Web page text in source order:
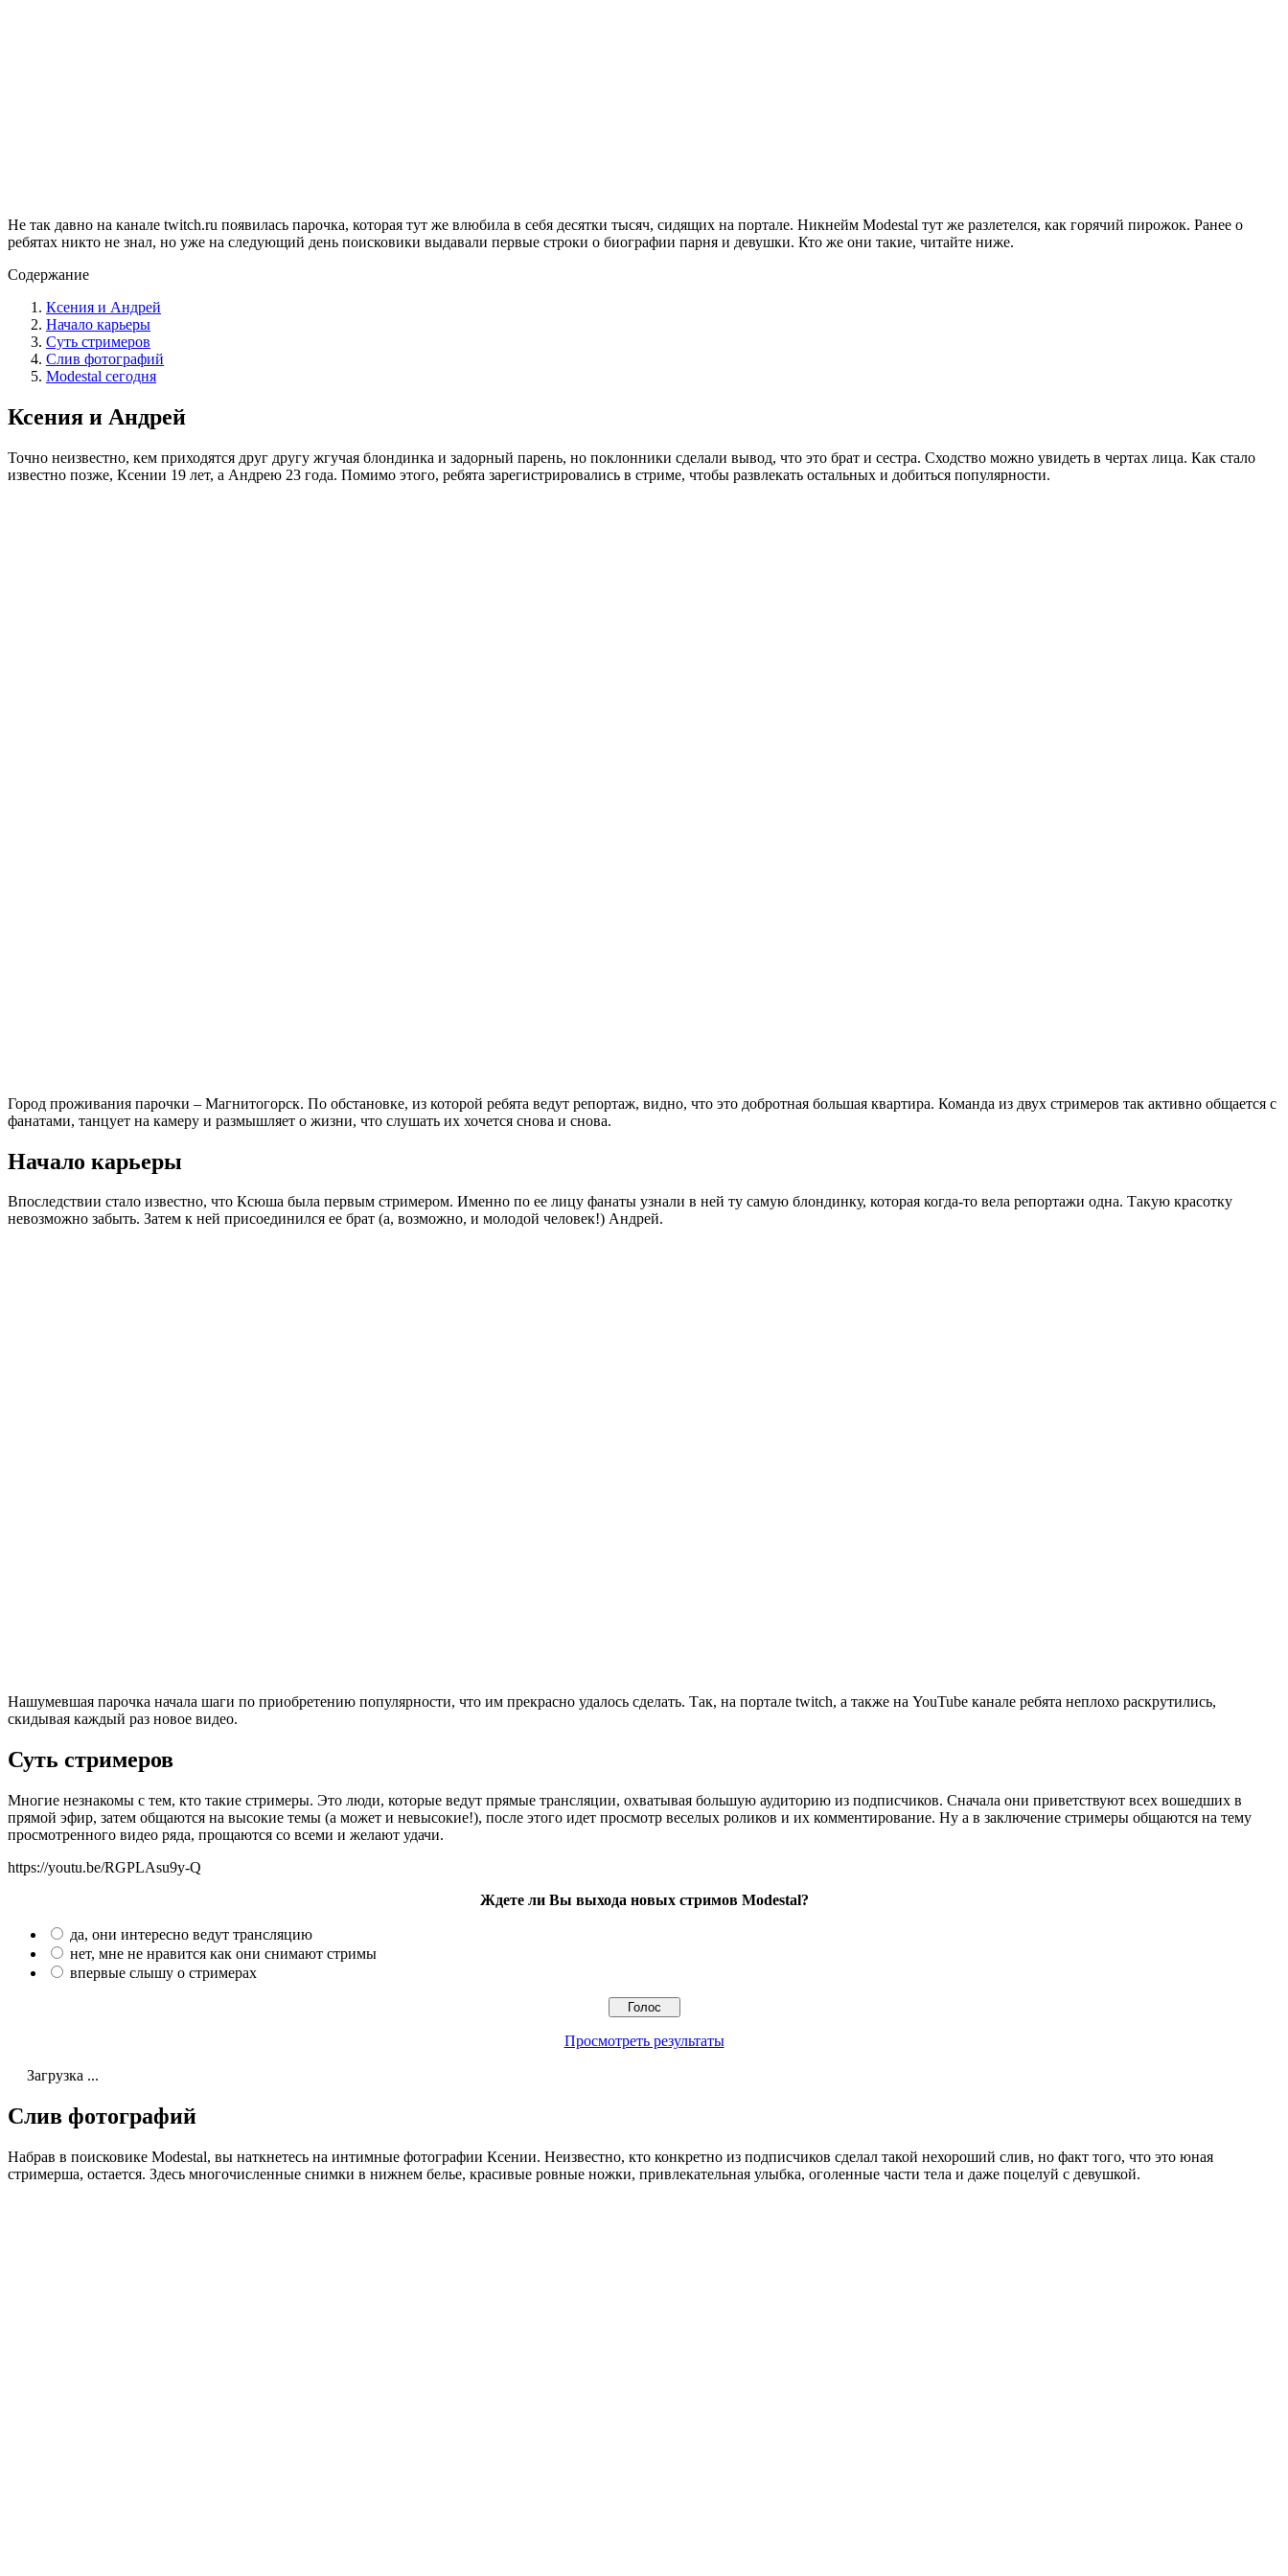
Не так давно на канале twitch.ru появилась парочка, которая тут же влюбила в себя десятки тысяч, сидящих на портале. Никнейм Modestal тут же разлетелся, как горячий пирожок. Ранее о
ребятах никто не знал, но уже на следующий день поисковики выдавали первые строки о биографии парня и девушки. Кто же они такие, читайте ниже.
Содержание
Ксения и Андрей
Начало карьеры
Суть стримеров
Слив фотографий
Modestal сегодня
Ксения и Андрей
Точно неизвестно, кем приходятся друг другу жгучая блондинка и задорный парень, но поклонники сделали вывод, что это брат и сестра. Сходство можно увидеть в чертах лица. Как стало
известно позже, Ксении 19 лет, а Андрею 23 года. Помимо этого, ребята зарегистрировались в стриме, чтобы развлекать остальных и добиться популярности.
Город проживания парочки – Магнитогорск. По обстановке, из которой ребята ведут репортаж, видно, что это добротная большая квартира. Команда из двух стримеров так активно общается с
фанатами, танцует на камеру и размышляет о жизни, что слушать их хочется снова и снова.
Начало карьеры
Впоследствии стало известно, что Ксюша была первым стримером. Именно по ее лицу фанаты узнали в ней ту самую блондинку, которая когда-то вела репортажи одна. Такую красотку
невозможно забыть. Затем к ней присоединился ее брат (а, возможно, и молодой человек!) Андрей.
Нашумевшая парочка начала шаги по приобретению популярности, что им прекрасно удалось сделать. Так, на портале twitch, а также на YouTube канале ребята неплохо раскрутились,
скидывая каждый раз новое видео.
Суть стримеров
Многие незнакомы с тем, кто такие стримеры. Это люди, которые ведут прямые трансляции, охватывая большую аудиторию из подписчиков. Сначала они приветствуют всех вошедших в
прямой эфир, затем общаются на высокие темы (а может и невысокие!), после этого идет просмотр веселых роликов и их комментирование. Ну а в заключение стримеры общаются на тему
просмотренного видео ряда, прощаются со всеми и желают удачи.
https://youtu.be/RGPLAsu9y-Q
Ждете ли Вы выхода новых стримов Modestal?
да, они интересно ведут трансляцию
нет, мне не нравится как они снимают стримы
впервые слышу о стримерах
Просмотреть результаты
Загрузка ...
Слив фотографий
Набрав в поисковике Modestal, вы наткнетесь на интимные фотографии Ксении. Неизвестно, кто конкретно из подписчиков сделал такой нехороший слив, но факт того, что это юная
стримерша, остается. Здесь многочисленные снимки в нижнем белье, красивые ровные ножки, привлекательная улыбка, оголенные части тела и даже поцелуй с девушкой.